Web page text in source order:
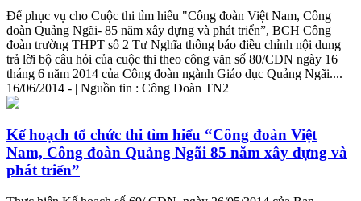
Để phục vụ cho Cuộc thi tìm hiểu "Công đoàn Việt Nam, Công
đoàn Quảng Ngãi- 85 năm xây dựng và phát triển”, BCH Công
đoàn trường THPT số 2 Tư Nghĩa thông báo điều chỉnh nội dung
trả lời bộ câu hỏi của cuộc thi theo công văn số 80/CDN ngày 16
tháng 6 năm 2014 của Công đoàn ngành Giáo dục Quảng Ngãi....
16/06/2014 - | Nguồn tin : Công Đoàn TN2
Kế hoạch tổ chức thi tìm hiểu “Công đoàn Việt
Nam, Công đoàn Quảng Ngãi 85 năm xây dựng và
phát triển”